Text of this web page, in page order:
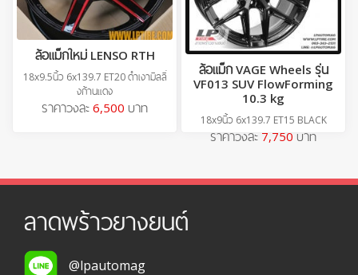
ล้อแม็กใหม่ LENSO RTH
18x9.5นิ้ว 6x139.7 ET20 ดำเงามิลลิ่
งก้านแดง
ราคาวงละ 6,500 บาท
ล้อแม็ก VAGE Wheels รุ่น
VF013 SUV FlowForming
10.3 kg
18x9นิ้ว 6x139.7 ET15 BLACK
ราคาวงละ 7,750 บาท
ลาดพร้าวยางยนต์
@lpautomag